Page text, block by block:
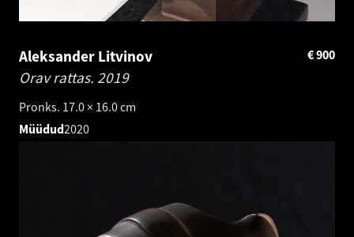
Aleksander Litvinov
Orav rattas. 2019
Pronks. 17.0 × 16.0 cm
900
€
Müüdud2020